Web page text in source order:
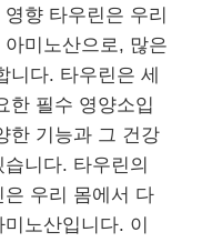
향 타우린은 우리
미노산으로, 많은
니다. 타우린은 세
한 필수 영양소입
한 기능과 그 건강
니다. 타우린의
우리 몸에서 다
노산입니다. 이